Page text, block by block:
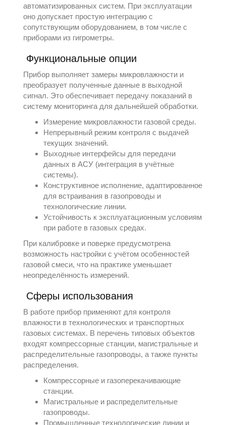
автоматизированных систем. При эксплуатации
оно допускает простую интеграцию с
сопутствующим оборудованием, в том числе с
приборами из гигрометры.
Функциональные опции
Прибор выполняет замеры микровлажности и
преобразует полученные данные в выходной
сигнал. Это обеспечивает передачу показаний в
систему мониторинга для дальнейшей обработки.
Измерение микровлажности газовой среды.
Непрерывный режим контроля с выдачей
текущих значений.
Выходные интерфейсы для передачи
данных в АСУ (интеграция в учётные
системы).
Конструктивное исполнение, адаптированное
для встраивания в газопроводы и
технологические линии.
Устойчивость к эксплуатационным условиям
при работе в газовых средах.
При калибровке и поверке предусмотрена
возможность настройки с учётом особенностей
газовой смеси, что на практике уменьшает
неопределённость измерений.
Сферы использования
В работе прибор применяют для контроля
влажности в технологических и транспортных
газовых системах. В перечень типовых объектов
входят компрессорные станции, магистральные и
распределительные газопроводы, а также пункты
распределения.
Компрессорные и газоперекачивающие
станции.
Магистральные и распределительные
газопроводы.
Промышленные технологические линии и